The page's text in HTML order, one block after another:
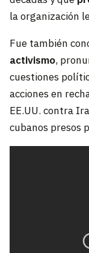
la organización
Fue también
activismo,
cuestiones
acciones en
EE.UU. contra
cubanos presos